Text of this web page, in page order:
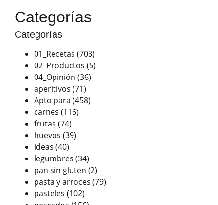
Categorías
Categorías
01_Recetas (703)
02_Productos (5)
04_Opinión (36)
aperitivos (71)
Apto para (458)
carnes (116)
frutas (74)
huevos (39)
ideas (40)
legumbres (34)
pan sin gluten (2)
pasta y arroces (79)
pasteles (102)